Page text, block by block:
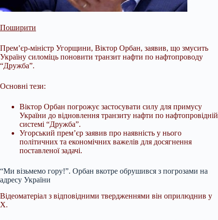
Поширити
Прем’єр-міністр Угорщини, Віктор Орбан, заявив, що змусить
Україну силоміць поновити транзит нафти по нафтопроводу
“Дружба”.
Основні тези:
Віктор Орбан погрожує застосувати силу для примусу
України до відновлення транзиту нафти по нафтопровідній
системі “Дружба”.
Угорський прем’єр заявив про наявність у нього
політичних та економічних важелів для досягнення
поставленої задачі.
“Ми візьмемо гору!”. Орбан вкотре обрушився з погрозами на
адресу України
Відеоматеріал з відповідними твердженнями він оприлюднив у
Х.